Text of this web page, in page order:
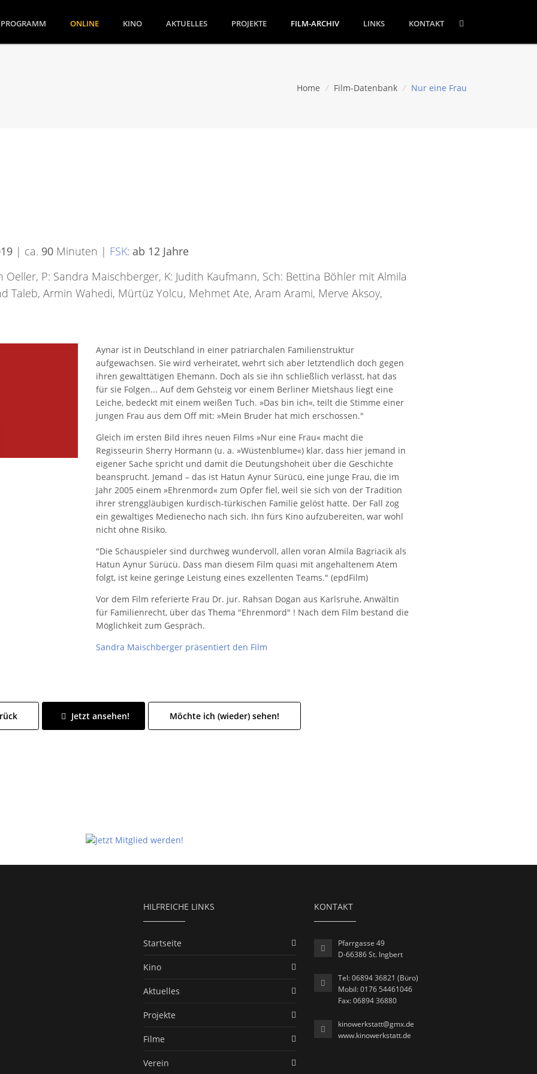
PROGRAMM (CURRENT)ONLINE KINO AKTUELLES PROJEKTE FILM-ARCHIV LINKS KONTAKT
Home / Film-Datenbank / Nur eine Frau
| ca. 90 Minuten | FSK: ab 12 Jahre
Oeller, P: Sandra Maischberger, K: Judith Kaufmann, Sch: Bettina Böhler mit Almila
Taleb, Armin Wahedi, Mürtüz Yolcu, Mehmet Ate, Aram Arami, Merve Aksoy,
Aynar ist in Deutschland in einer patriarchalen Familienstruktur
aufgewachsen. Sie wird verheiratet, wehrt sich aber letztendlich doch gegen
ihren gewalttätigen Ehemann. Doch als sie ihn schließlich verlässt, hat das
für sie Folgen... Auf dem Gehsteig vor einem Berliner Mietshaus liegt eine
Leiche, bedeckt mit einem weißen Tuch. »Das bin ich«, teilt die Stimme einer
jungen Frau aus dem Off mit: »Mein Bruder hat mich erschossen."
Gleich im ersten Bild ihres neuen Films »Nur eine Frau« macht die
Regisseurin Sherry Hormann (u. a. »Wüstenblume«) klar, dass hier jemand in
eigener Sache spricht und damit die Deutungshoheit über die Geschichte
beansprucht. Jemand – das ist Hatun Aynur Sürücü, eine junge Frau, die im
Jahr 2005 einem »Ehrenmord« zum Opfer fiel, weil sie sich von der Tradition
ihrer strenggläubigen kurdisch-türkischen Familie gelöst hatte. Der Fall zog
ein gewaltiges Medienecho nach sich. Ihn fürs Kino aufzubereiten, war wohl
nicht ohne Risiko.
"Die Schauspieler sind durchweg wundervoll, allen voran Almila Bagriacik als
Hatun Aynur Sürücü. Dass man diesem Film quasi mit angehaltenem Atem
folgt, ist keine geringe Leistung eines exzellenten Teams." (epdFilm)
Vor dem Film referierte Frau Dr. jur. Rahsan Dogan aus Karlsruhe, Anwältin
für Familienrecht, über das Thema "Ehrenmord" ! Nach dem Film bestand die
Möglichkeit zum Gespräch.
Sandra Maischberger präsentiert den Film
Jetzt ansehen! Möchte ich (wieder) sehen!
HILFREICHE LINKS
Startseite
Kino
Aktuelles
Projekte
Filme
Verein
KONTAKT
Pfarrgasse 49
D-66386 St. Ingbert
Tel: 06894 36821 (Büro)
Mobil: 0176 54461046
Fax: 06894 36880
kinowerkstatt@gmx.de
www.kinowerkstatt.de